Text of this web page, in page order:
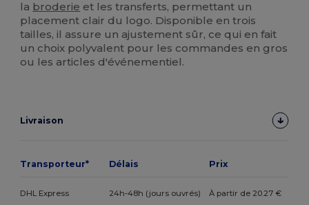
la broderie et les transferts, permettant un
placement clair du logo. Disponible en trois
tailles, il assure un ajustement sûr, ce qui en fait
un choix polyvalent pour les commandes en gros
ou les articles d'événementiel.
Livraison
Transporteur* Délais Prix
DHL Express 24h-48h (jours ouvrés) À partir de 20.27 €